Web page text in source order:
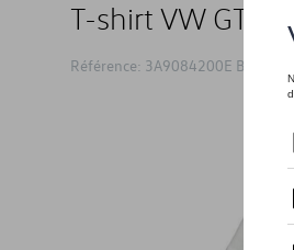
T-shirt VW GTI
Référence: 3A9084200E BL9